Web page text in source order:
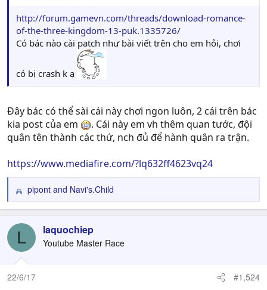
http://forum.gamevn.com/threads/download-romance-
of-the-three-kingdom-13-puk.1335726/
Có bác nào cài patch như bài viết trên cho em hỏi, chơi
có bị crash k ạ
Đây bác có thể sài cái này chơi ngon luôn, 2 cái trên bác
kia post của em
. Cái này em vh thêm quan tước, đội
quân tên thành các thứ, nch đủ để hành quân ra trận.
https://www.mediafire.com/?lq632ff4623vq24
R
e
c
i
o
n
pipont and Navi's.Child
L laquochiep
Youtube Master Race
22/6/17 #1,524